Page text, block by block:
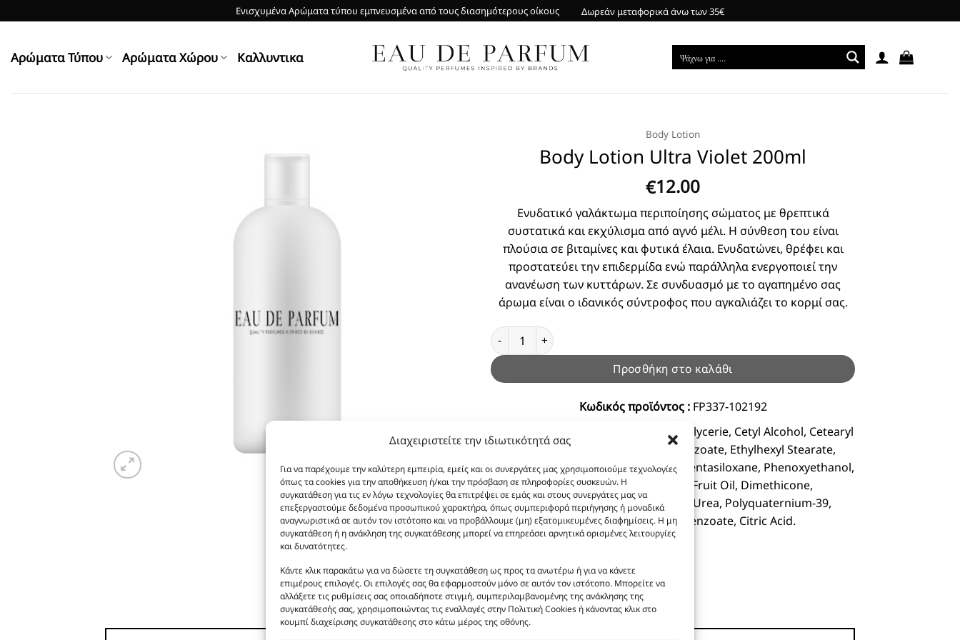
Διαχειριστείτε την ιδιωτικότητά σας
Για να παρέχουμε την καλύτερη εμπειρία, εμείς και οι συνεργάτες μας χρησιμοποιούμε τεχνολογίες
όπως τα cookies για την αποθήκευση ή/και την πρόσβαση σε πληροφορίες συσκευών. Η
συγκατάθεση για τις εν λόγω τεχνολογίες θα επιτρέψει σε εμάς και στους συνεργάτες μας να
επεξεργαστούμε δεδομένα προσωπικού χαρακτήρα, όπως συμπεριφορά περιήγησης ή μοναδικά
αναγνωριστικά σε αυτόν τον ιστότοπο και να προβάλλουμε (μη) εξατομικευμένες διαφημίσεις. Η μη
συγκατάθεση ή η ανάκληση της συγκατάθεσης μπορεί να επηρεάσει αρνητικά ορισμένες λειτουργίες
και δυνατότητες.
Κάντε κλικ παρακάτω για να δώσετε τη συγκατάθεση ως προς τα ανωτέρω ή για να κάνετε
επιμέρους επιλογές. Οι επιλογές σας θα εφαρμοστούν μόνο σε αυτόν τον ιστότοπο. Μπορείτε να
αλλάξετε τις ρυθμίσεις σας οποιαδήποτε στιγμή, συμπεριλαμβανομένης της ανάκλησης της
συγκατάθεσής σας, χρησιμοποιώντας τις εναλλαγές στην Πολιτική Cookies ή κάνοντας κλικ στο
κουμπί διαχείρισης συγκατάθεσης στο κάτω μέρος της οθόνης.
to
Ενισχυμένα Αρώματα τύπου εμπνευσμένα από τους διασημότερους οίκους Δωρεάν μεταφορικά άνω των 35€
Αρώματα Τύπου Αρώματα Χώρου Kαλλυντικα
Body Lotion
Body Lotion Ultra Violet 200ml
€12.00
Ενυδατικό γαλάκτωμα περιποίησης σώματος με θρεπτικά
συστατικά και εκχύλισμα από αγνό μέλι. Η σύνθεση του είναι
πλούσια σε βιταμίνες και φυτικά έλαια. Ενυδατώνει, θρέφει και
προστατεύει την επιδερμίδα ενώ παράλληλα ενεργοποιεί την
ανανέωση των κυττάρων. Σε συνδυασμό με το αγαπημένο σας
άρωμα είναι ο ιδανικός σύντροφος που αγκαλιάζει το κορμί σας.
Body Lotion Ultra Violet 200ml ποσότητα
Προσθήκη στο καλάθι
Κωδικός προϊόντος :FP337-102192
Aqua, Caprylic/Capric Triglycerie, Cetyl Alcohol, Cetearyl
Alcohol, Glycerin, C12-15 Alkyl Benzoate, Ethylhexyl Stearate,
Prunus Amygdalus Dulcis Oil, Cyclopentasiloxane, Phenoxyethanol,
Ceteareth-20, Olea Europaea Fruit Oil, Dimethicone,
Ethylhexyglycerin, Imidazolidinyl Urea, Polyquaternium-39,
Panthenol, BHT, Sodium Benzoate, Citric Acid.